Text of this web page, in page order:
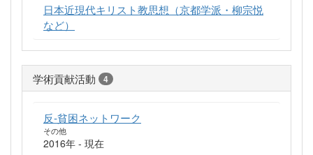
日本近現代キリスト教思想（京都学派・柳宗悦
など）
学術貢献活動 4
反-貧困ネットワーク
その他
2016年 - 現在